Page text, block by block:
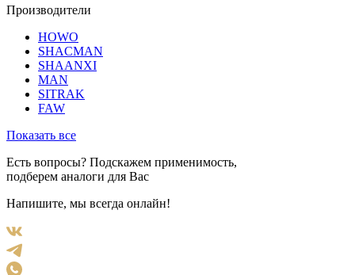
Производители
HOWO
SHACMAN
SHAANXI
MAN
SITRAK
FAW
Показать все
Есть вопросы? Подскажем применимость,
подберем аналоги для Вас
Напишите, мы всегда онлайн!